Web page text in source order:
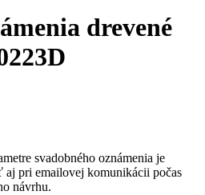
drevené
svadobného oznámenia je
pri emailovej komunikácii počas
návrhu.